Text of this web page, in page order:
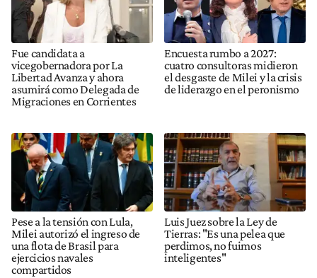
Fue candidata a
vicegobernadora por La
Libertad Avanza y ahora
asumirá como Delegada de
Migraciones en Corrientes
Encuesta rumbo a 2027:
cuatro consultoras midieron
el desgaste de Milei y la crisis
de liderazgo en el peronismo
Pese a la tensión con Lula,
Milei autorizó el ingreso de
una flota de Brasil para
ejercicios navales
compartidos
Luis Juez sobre la Ley de
Tierras: "Es una pelea que
perdimos, no fuimos
inteligentes"